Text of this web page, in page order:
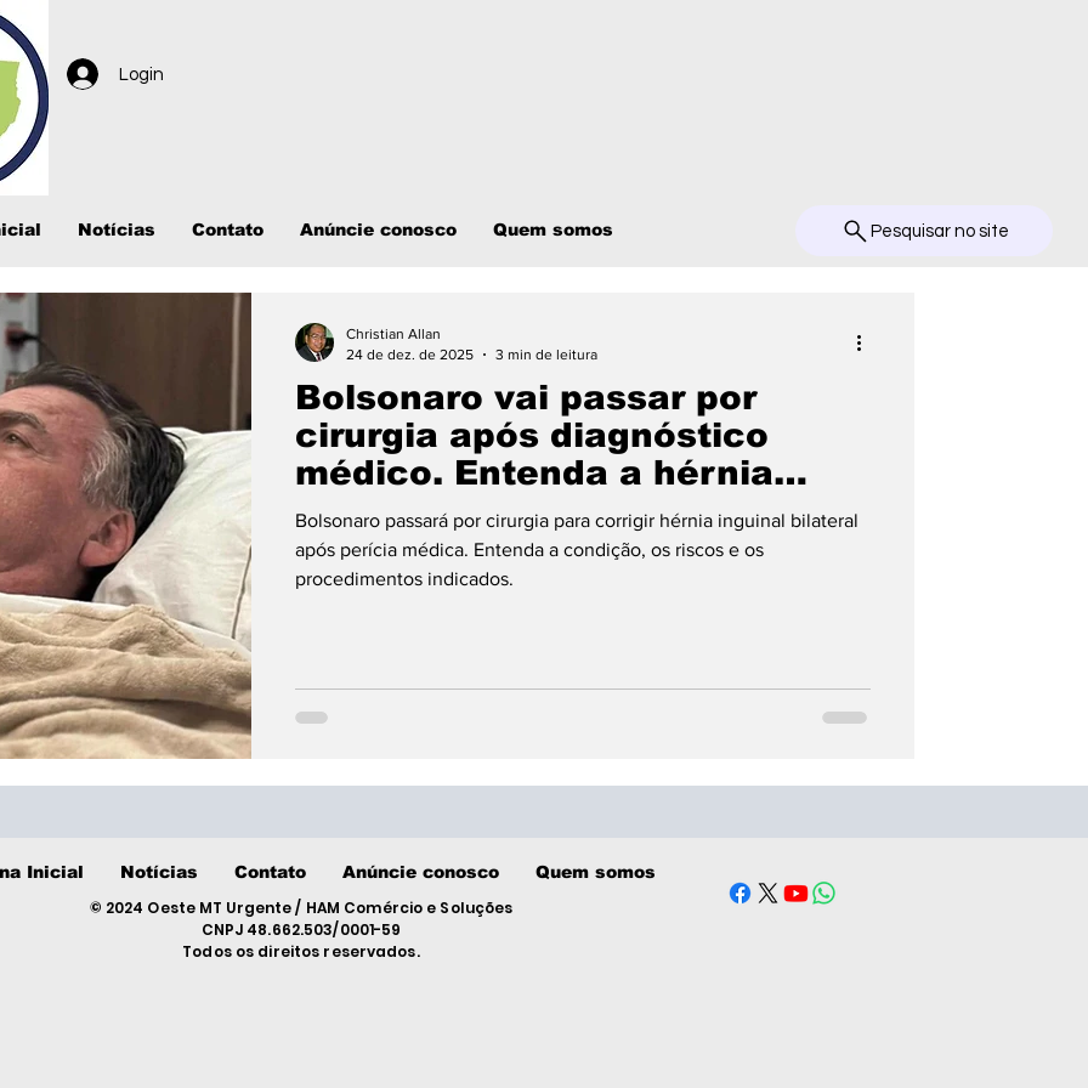
Login
Notícias Contato Anúncie conosco Quem somos Pesquisar no site
Bolsonaro vai passar por
cirurgia após diagnóstico
médico. Entenda a hérnia
inguinal bilateral e o motivo do
procedimento.
Bolsonaro passará por cirurgia para corrigir hérnia inguinal bilateral
após perícia médica. Entenda a condição, os riscos e os
procedimentos indicados.
Christian Allan
24 de dez. de 2025
3 min de leitura
Inicial Notícias Contato Anúncie conosco Quem somos
© 2024 Oeste MT Urgente / HAM Comércio e Soluções
CNPJ 48.662.503/0001-59
Todos os direitos reservados.